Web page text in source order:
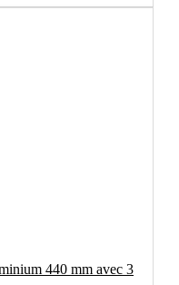
440 mm avec 3